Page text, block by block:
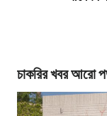
চাকরির খবরআরো